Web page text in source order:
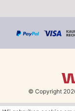
© Copyright